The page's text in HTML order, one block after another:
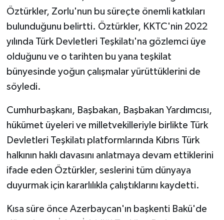
Öztürkler, Zorlu'nun bu süreçte önemli katkıları
bulunduğunu belirtti. Öztürkler, KKTC'nin 2022
yılında Türk Devletleri Teşkilatı'na gözlemci üye
olduğunu ve o tarihten bu yana teşkilat
bünyesinde yoğun çalışmalar yürüttüklerini de
söyledi.
Cumhurbaşkanı, Başbakan, Başbakan Yardımcısı,
hükümet üyeleri ve milletvekilleriyle birlikte Türk
Devletleri Teşkilatı platformlarında Kıbrıs Türk
halkının haklı davasını anlatmaya devam ettiklerini
ifade eden Öztürkler, seslerini tüm dünyaya
duyurmak için kararlılıkla çalıştıklarını kaydetti.
Kısa süre önce Azerbaycan'ın başkenti Bakü'de